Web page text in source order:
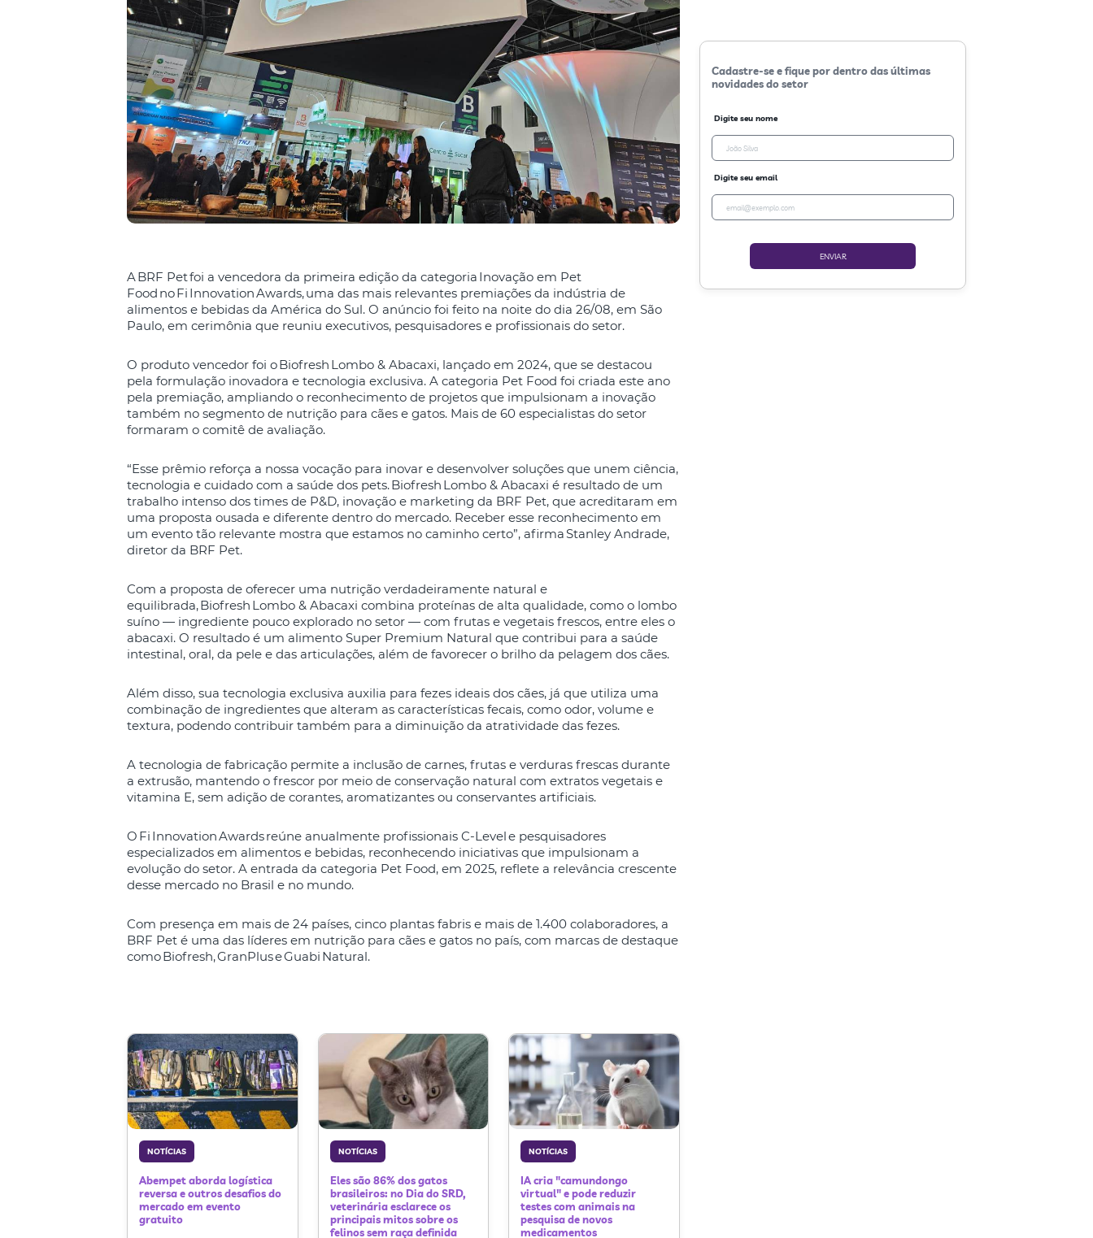
A BRF Pet foi a vencedora da primeira edição da categoria Inovação em Pet
Food no Fi Innovation Awards, uma das mais relevantes premiações da indústria de
alimentos e bebidas da América do Sul. O anúncio foi feito na noite do dia 26/08, em São
Paulo, em cerimônia que reuniu executivos, pesquisadores e profissionais do setor.
O produto vencedor foi o Biofresh Lombo & Abacaxi, lançado em 2024, que se destacou
pela formulação inovadora e tecnologia exclusiva. A categoria Pet Food foi criada este ano
pela premiação, ampliando o reconhecimento de projetos que impulsionam a inovação
também no segmento de nutrição para cães e gatos. Mais de 60 especialistas do setor
formaram o comitê de avaliação.
“Esse prêmio reforça a nossa vocação para inovar e desenvolver soluções que unem ciência,
tecnologia e cuidado com a saúde dos pets. Biofresh Lombo & Abacaxi é resultado de um
trabalho intenso dos times de P&D, inovação e marketing da BRF Pet, que acreditaram em
uma proposta ousada e diferente dentro do mercado. Receber esse reconhecimento em
um evento tão relevante mostra que estamos no caminho certo”, afirma Stanley Andrade,
diretor da BRF Pet.
Com a proposta de oferecer uma nutrição verdadeiramente natural e
equilibrada, Biofresh Lombo & Abacaxi combina proteínas de alta qualidade, como o lombo
suíno — ingrediente pouco explorado no setor — com frutas e vegetais frescos, entre eles o
abacaxi. O resultado é um alimento Super Premium Natural que contribui para a saúde
intestinal, oral, da pele e das articulações, além de favorecer o brilho da pelagem dos cães.
Além disso, sua tecnologia exclusiva auxilia para fezes ideais dos cães, já que utiliza uma
combinação de ingredientes que alteram as características fecais, como odor, volume e
textura, podendo contribuir também para a diminuição da atratividade das fezes.
A tecnologia de fabricação permite a inclusão de carnes, frutas e verduras frescas durante
a extrusão, mantendo o frescor por meio de conservação natural com extratos vegetais e
vitamina E, sem adição de corantes, aromatizantes ou conservantes artificiais.
O Fi Innovation Awards reúne anualmente profissionais C-Level e pesquisadores
especializados em alimentos e bebidas, reconhecendo iniciativas que impulsionam a
evolução do setor. A entrada da categoria Pet Food, em 2025, reflete a relevância crescente
desse mercado no Brasil e no mundo.
Com presença em mais de 24 países, cinco plantas fabris e mais de 1.400 colaboradores, a
BRF Pet é uma das líderes em nutrição para cães e gatos no país, com marcas de destaque
como Biofresh, GranPlus e Guabi Natural.
NOTÍCIAS
Abempet aborda logística
reversa e outros desafios do
mercado em evento
gratuito
NOTÍCIAS
Eles são 86% dos gatos
brasileiros: no Dia do SRD,
veterinária esclarece os
principais mitos sobre os
felinos sem raça definida
NOTÍCIAS
IA cria "camundongo
virtual" e pode reduzir
testes com animais na
pesquisa de novos
medicamentos
Cadastre-se e fique por dentro das últimas
novidades do setor
Digite seu nome
Digite seu email
ENVIAR